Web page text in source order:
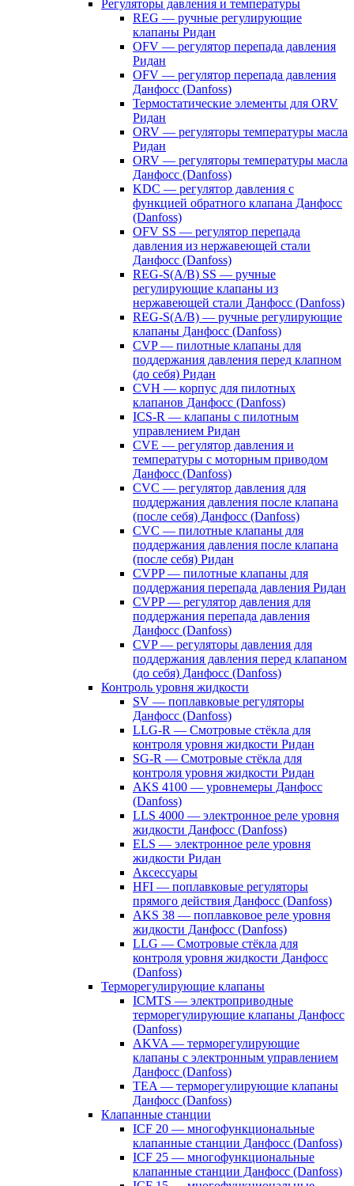
Регуляторы давления и температуры
REG — ручные регулирующие
клапаны Ридан
OFV — регулятор перепада давления
Ридан
OFV — регулятор перепада давления
Данфосс (Danfoss)
Термостатические элементы для ORV
Ридан
ORV — регуляторы температуры масла
Ридан
ORV — регуляторы температуры масла
Данфосс (Danfoss)
KDC — регулятор давления с
функцией обратного клапана Данфосс
(Danfoss)
OFV SS — регулятор перепада
давления из нержавеющей стали
Данфосс (Danfoss)
REG-S(A/B) SS — ручные
регулирующие клапаны из
нержавеющей стали Данфосс (Danfoss)
REG-S(A/B) — ручные регулирующие
клапаны Данфосс (Danfoss)
CVP — пилотные клапаны для
поддержания давления перед клапном
(до себя) Ридан
CVH — корпус для пилотных
клапанов Данфосс (Danfoss)
ICS-R — клапаны с пилотным
управлением Ридан
CVE — регулятор давления и
температуры с моторным приводом
Данфосс (Danfoss)
CVС — регулятор давления для
поддержания давления после клапана
(после себя) Данфосс (Danfoss)
CVС — пилотные клапаны для
поддержания давления после клапана
(после себя) Ридан
CVPP — пилотные клапаны для
поддержания перепада давления Ридан
CVPP — регулятор давления для
поддержания перепада давления
Данфосс (Danfoss)
CVP — регуляторы давления для
поддержания давления перед клапаном
(до себя) Данфосс (Danfoss)
Контроль уровня жидкости
SV — поплавковые регуляторы
Данфосс (Danfoss)
LLG-R — Смотровые стёкла для
контроля уровня жидкости Ридан
SG-R — Смотровые стёкла для
контроля уровня жидкости Ридан
AKS 4100 — уровнемеры Данфосс
(Danfoss)
LLS 4000 — электронное реле уровня
жидкости Данфосс (Danfoss)
ELS — электронное реле уровня
жидкости Ридан
Аксессуары
HFI — поплавковые регуляторы
прямого действия Данфосс (Danfoss)
AKS 38 — поплавковое реле уровня
жидкости Данфосс (Danfoss)
LLG — Смотровые стёкла для
контроля уровня жидкости Данфосс
(Danfoss)
Терморегулирующие клапаны
ICMTS — электроприводные
терморегулирующие клапаны Данфосс
(Danfoss)
AKVA — терморегулирующие
клапаны с электронным управлением
Данфосс (Danfoss)
TEA — терморегулирующие клапаны
Данфосс (Danfoss)
Клапанные станции
ICF 20 — многофункциональные
клапанные станции Данфосс (Danfoss)
ICF 25 — многофункциональные
клапанные станции Данфосс (Danfoss)